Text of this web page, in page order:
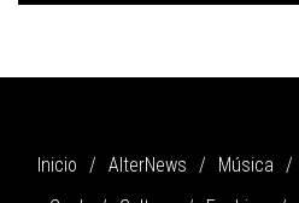
Inicio AlterNews Música